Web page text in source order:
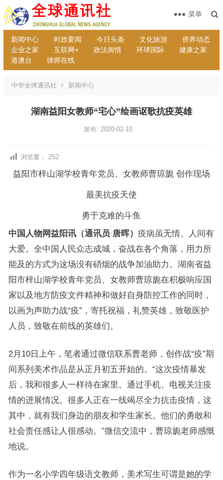
新闻中心 时政要闻 今日头条 文化旅游
侨界动态
企业之家
互联网+ 政法舆情 环球国际
健康之家
港澳台
律师在线
菜单
中华全球通讯社 新闻中心
湖南益阳女教师“宅心”绘画讴歌抗疫英雄
发布: 2020-02-10
浏览量： 252
益阳市梓山湖学校青年党员、女教师曹琼旎 创作现场
最美抗疫天使
勇于克难的斗鱼
中国人物网益阳讯（通讯员 唐晖） 疫病虽无情、人间有
大爱。全中国人民众志成城，奋战在各个角落，用力所
能及的方式为这场没有硝烟的战争加油助力。湖南省益
阳市梓山湖学校青年党员、女教师曹琼旎在积极响应国
家以及地方防疫文件精神和做好自身防控工作的同时，
以画为声助力战“疫”，寄托祝福，礼赞英雄，致敬医护
人员，致敬在前线的英雄们。
2月10日上午，笔者通过微信联系曹老师，创作战“疫”期
间系列美术作品是从正月初五开始的。“这次疫情暴发
后，我和很多人一样待在家里。通过手机、电视关注疫
情的进展情况。很多人正在一线竭尽全力抗击疫情，这
其中，就有我们身边的朋友和学生家长。他们的勇敢和
社会责任感让人很感动。”微信交流中，曹琼旎老师感慨
地说。
作为一名小学四年级语文教师，美术写生可谓是她的学